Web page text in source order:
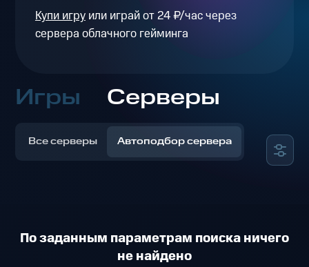
Купи игруили играй от 24 ₽/час через
сервера облачного гейминга
Игры Серверы
Все серверы Автоподбор сервера
По заданным параметрам поиска ничего
не найдено